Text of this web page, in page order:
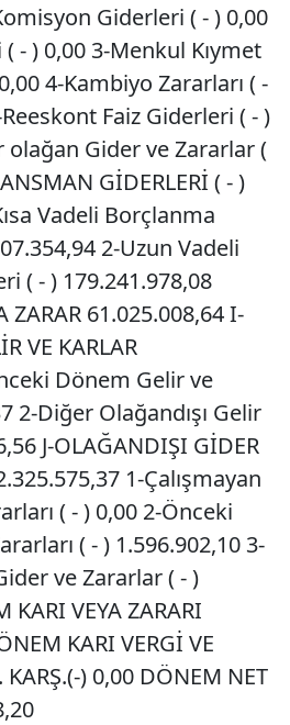
Giderleri ( - ) 0,00
( - ) 0,00 3-Menkul Kıymet
4-Kambiyo Zararları ( -
Faiz Giderleri ( - )
olağan Gider ve Zararlar (
GİDERLERİ ( - )
Vadeli Borçlanma
2-Uzun Vadeli
( - ) 179.241.978,08
ZARAR 61.025.008,64 I-
VE KARLAR
Dönem Gelir ve
2-Diğer Olağandışı Gelir
J-OLAĞANDIŞI GİDER
1-Çalışmayan
( - ) 0,00 2-Önceki
( - ) 1.596.902,10 3-
ve Zararlar ( - )
VEYA ZARARI
KARI VERGİ VE
KARŞ.(-) 0,00 DÖNEM NET